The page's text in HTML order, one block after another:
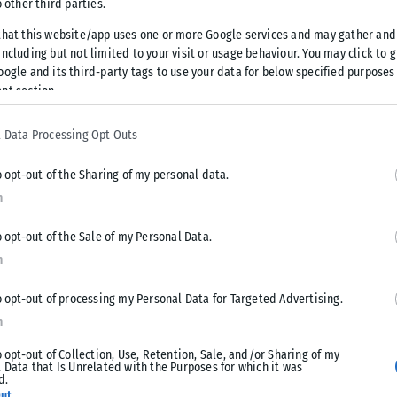
other third parties.
this website/app uses one or more Google services and may gather
but not limited to your visit or usage behaviour. You may click to
and its third-party tags to use your data for below specified
section.
Data Processing Opt Outs
opt-out of the Sharing of my personal data.
opt-out of the Sale of my Personal Data.
opt-out of processing my Personal Data for Targeted Advertising.
opt-out of Collection, Use, Retention, Sale, and/or Sharing of my
Data that Is Unrelated with the Purposes for which it was
θα διανεμηθούν σε
Οργανισμό Αστικών Συγκοινωνιών
1957, καλύπτει τις ανάγκες μετακίνησης παιδιών, τα
χαρακτήρα.
αποφάσισε ομόφωνα τη δωρεάν διάθεση ετήσιων
τα οποία κατοικούν στο Ελληνικό Παιδικό Χωριό
Φοίνικα.
τα παιδιά του Ελληνικού Παιδικού Χωριού και του
θα μπορούν για όλο το 2023 να καλύπτουν τις
τις αθλητικές δραστηριότητες, τις βόλτες και τις
και εργαζόμενους, η στήριξη σε ευάλωτες
και Διευθύνων Σύμβουλος του ΟΑΣΘ Κώστας Ταγγίρης.